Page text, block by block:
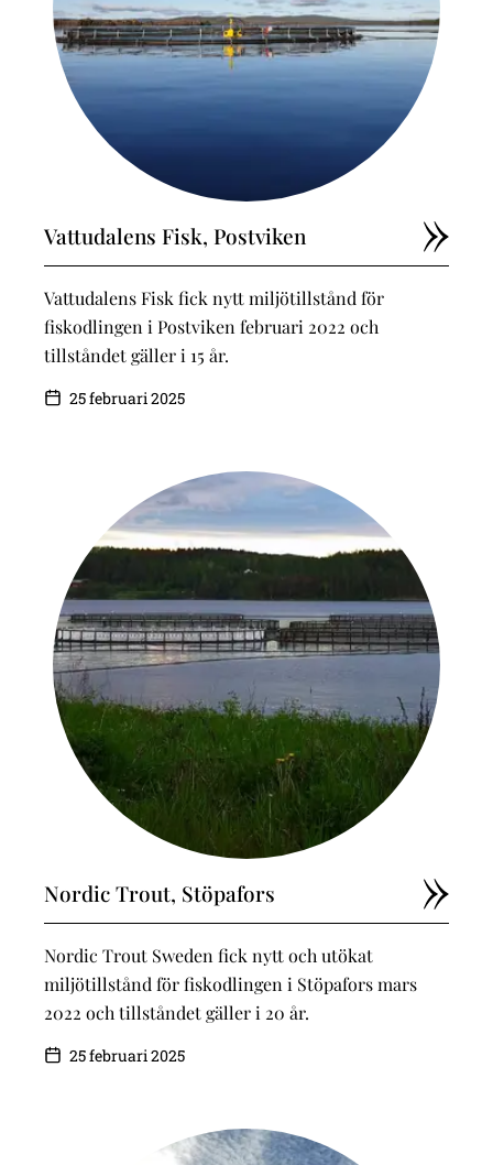
Vattudalens Fisk, Postviken
Vattudalens Fisk fick nytt miljötillstånd för
fiskodlingen i Postviken februari 2022 och
tillståndet gäller i 15 år.
25 februari 2025
Nordic Trout, Stöpafors
Nordic Trout Sweden fick nytt och utökat
miljötillstånd för fiskodlingen i Stöpafors mars
2022 och tillståndet gäller i 20 år.
25 februari 2025